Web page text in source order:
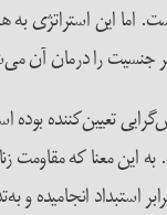
اما این
جنسیت را درمان آن
تعیین‌کننده
این معنا که
انجامیده و